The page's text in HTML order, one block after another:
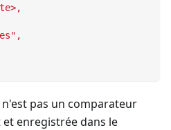
pas un comparateur
enregistrée dans le